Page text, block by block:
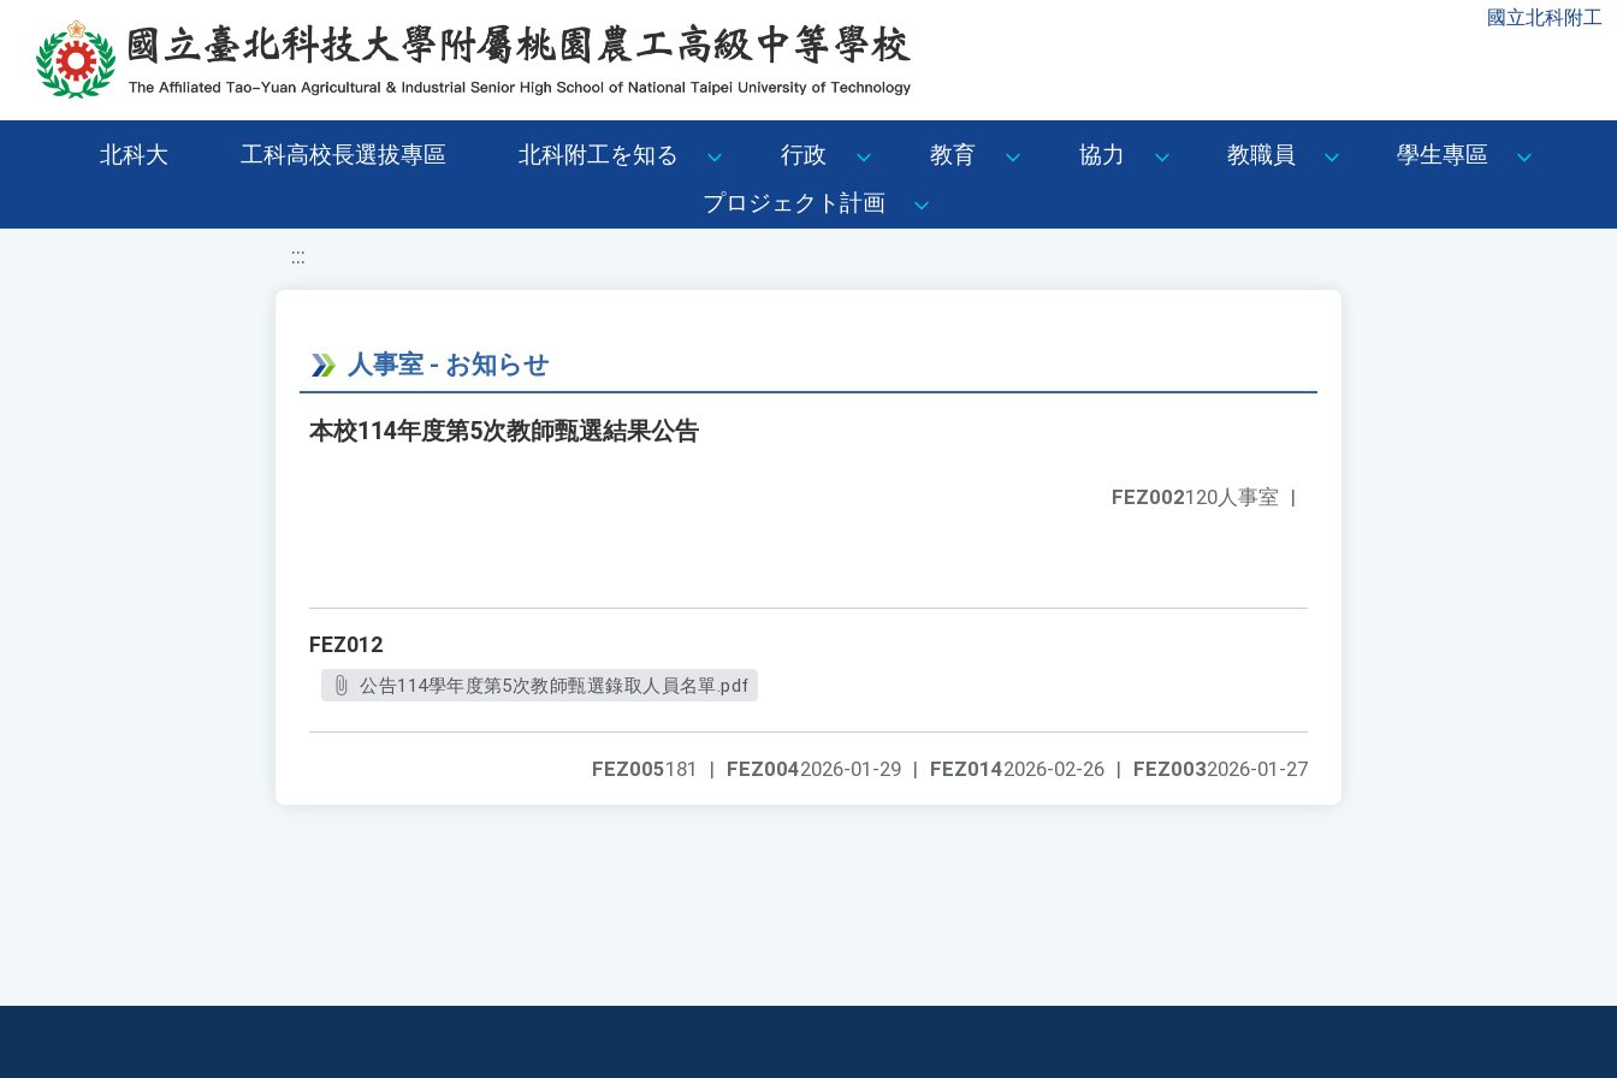
移至網頁之主要內容區位置 國立北科附工
北科大 工科高校長選拔專區 北科附工を知る 行政 教育 協力 教職員
學生專區
プロジェクト計画
:::
人事室 - お知らせ
本校114年度第5次教師甄選結果公告
FEZ002120人事室 |
FEZ012
公告114學年度第5次教師甄選錄取人員名單.pdf
FEZ0032026-01-27
FEZ0142026-02-26 |
FEZ0042026-01-29 |
FEZ005181 |